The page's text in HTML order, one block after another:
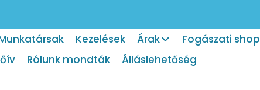
Kezelések Árak Fogászati shop
Rólunk mondták Álláslehetőség